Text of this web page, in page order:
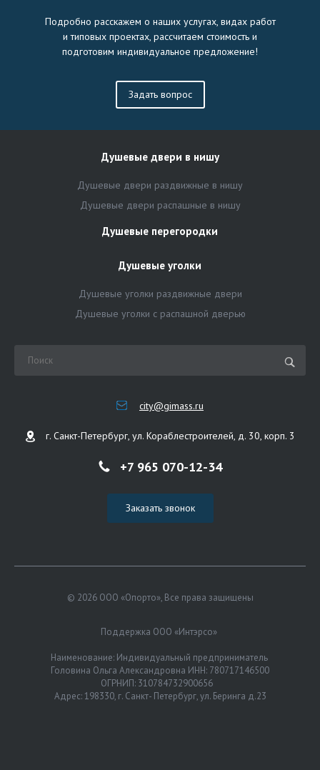
Подробно расскажем о наших услугах, видах работ
и типовых проектах, рассчитаем стоимость и
подготовим индивидуальное предложение!
Задать вопрос
Душевые двери в нишу
Душевые двери раздвижные в нишу
Душевые двери распашные в нишу
Душевые перегородки
Душевые уголки
Душевые уголки раздвижные двери
Душевые уголки с распашной дверью
city@gimass.ru
г. Санкт-Петербург, ул. Кораблестроителей, д. 30, корп. 3
+7 965 070-12-34
Заказать звонок
© 2026 ООО «Опорто», Все права защищены
Поддержка ООО «Интэрсо»
Наименование: Индивидуальный предприниматель
Головина Ольга Александровна ИНН: 780717146500
ОГРНИП: 310784732900656
Адрес: 198330, г. Санкт- Петербург, ул. Беринга д.23